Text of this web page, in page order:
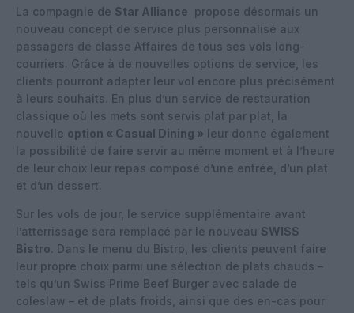
La compagnie de Star Alliance propose désormais un
nouveau concept de service plus personnalisé aux
passagers de classe Affaires de tous ses vols long-
courriers. Grâce à de nouvelles options de service, les
clients pourront adapter leur vol encore plus précisément
à leurs souhaits. En plus d’un service de restauration
classique où les mets sont servis plat par plat, la
nouvelle option « Casual Dining » leur donne également
la possibilité de faire servir au même moment et à l’heure
de leur choix leur repas composé d’une entrée, d’un plat
et d’un dessert.
Sur les vols de jour, le service supplémentaire avant
l’atterrissage sera remplacé par le nouveau SWISS
Bistro. Dans le menu du Bistro, les clients peuvent faire
leur propre choix parmi une sélection de plats chauds –
tels qu’un Swiss Prime Beef Burger avec salade de
coleslaw – et de plats froids, ainsi que des en-cas pour